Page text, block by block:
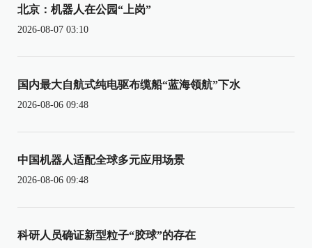
北京：机器人在公园“上岗”
2026-08-07 03:10
国内最大自航式纯电驱布缆船“蓝海领航”下水
2026-08-06 09:48
中国机器人适配全球多元应用场景
2026-08-06 09:48
科研人员确证新型粒子“胶球”的存在